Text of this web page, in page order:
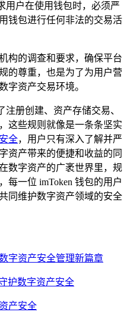
用户在使用钱包时，必须严
钱包进行任何非法的交易活
构的调查和要求，确保平台
的尊重，也是为了为用户营
字资产交易环境。
注册创建、资产存储交易、
这些规则就像是一条条坚实
全，用户只有深入了解并严
资产带来的便捷和收益的同
数字资产的广袤世界里，规
每一位 imToken 钱包的用户
同维护数字资产领域的安全
字资产安全管理新篇章
护数字资产安全
产安全